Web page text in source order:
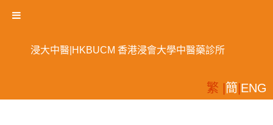
浸大中醫|HKBUCM 香港浸會大學中醫藥診所
繁 | 簡 ENG